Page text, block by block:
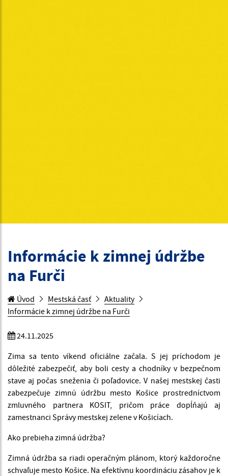
Informácie k zimnej údržbe
na Furči
Úvod Mestská časť
Aktuality
Informácie k zimnej údržbe na Furči
24.11.2025
Zima sa tento víkend oficiálne začala. S jej príchodom je
dôležité zabezpečiť, aby boli cesty a chodníky v bezpečnom
stave aj počas sneženia či poľadovice. V našej mestskej časti
zabezpečuje zimnú údržbu mesto Košice prostredníctvom
zmluvného partnera KOSIT, pričom práce dopĺňajú aj
zamestnanci Správy mestskej zelene v Košicíach.
Ako prebieha zimná údržba?
Zimná údržba sa riadi operačným plánom, ktorý každoročne
schvaľuje mesto Košice. Na efektívnu koordináciu zásahov je k